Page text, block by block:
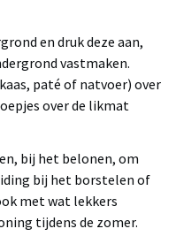
en druk deze aan,
vastmaken.
paté of natvoer) over
over de likmat
bij het belonen, om
bij het borstelen of
met wat lekkers
tijdens de zomer.